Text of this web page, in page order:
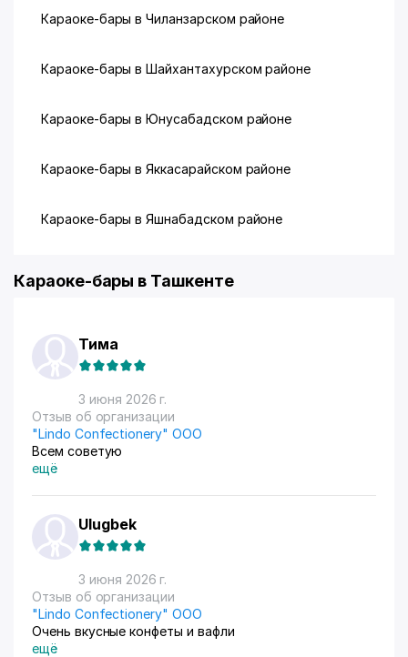
Караоке-бары в Чиланзарском районе
Караоке-бары в Шайхантахурском районе
Караоке-бары в Юнусабадском районе
Караоке-бары в Яккасарайском районе
Караоке-бары в Яшнабадском районе
Караоке-бары в Ташкенте
Тима
3 июня 2026 г.
Отзыв об организации
"Lindo Confectionery" ООО
Всем советую
ещё
Ulugbek
3 июня 2026 г.
Отзыв об организации
"Lindo Confectionery" ООО
Очень вкусные конфеты и вафли
ещё